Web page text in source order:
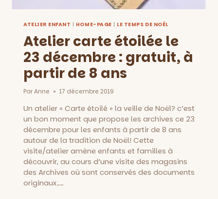
ATELIER ENFANT | HOME-PAGE | LE TEMPS DE NOËL
Atelier carte étoilée le
23 décembre : gratuit, à
partir de 8 ans
ParAnne 17 décembre 2019
Un atelier « Carte étoilé » la veille de Noël? c’est
un bon moment que propose les archives ce 23
décembre pour les enfants à partir de 8 ans
autour de la tradition de Noël! Cette
visite/atelier amène enfants et familles à
découvrir, au cours d’une visite des magasins
des Archives où sont conservés des documents
originaux,…